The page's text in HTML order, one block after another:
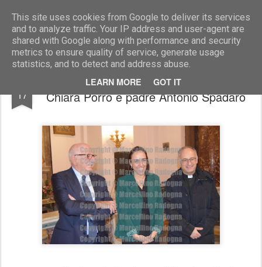
This site uses cookies from Google to deliver its services
and to analyze traffic. Your IP address and user-agent are
shared with Google along with performance and security
metrics to ensure quality of service, generate usage
statistics, and to detect and address abuse.
LEARN MORE GOT IT
Marcellino Radogna - Fotonotizie per la stampa
17
prof. Sebastiano Maffettone con amb.
Chiara Porro e padre Antonio Spadaro